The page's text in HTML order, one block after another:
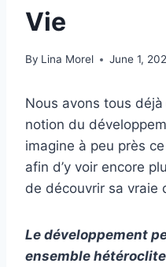
Vie
By Lina Morel June 1,
Nous avons tous
notion du
imagine à peu près
afin d’y voir encore
de découvrir sa vraie
Le développement
ensemble